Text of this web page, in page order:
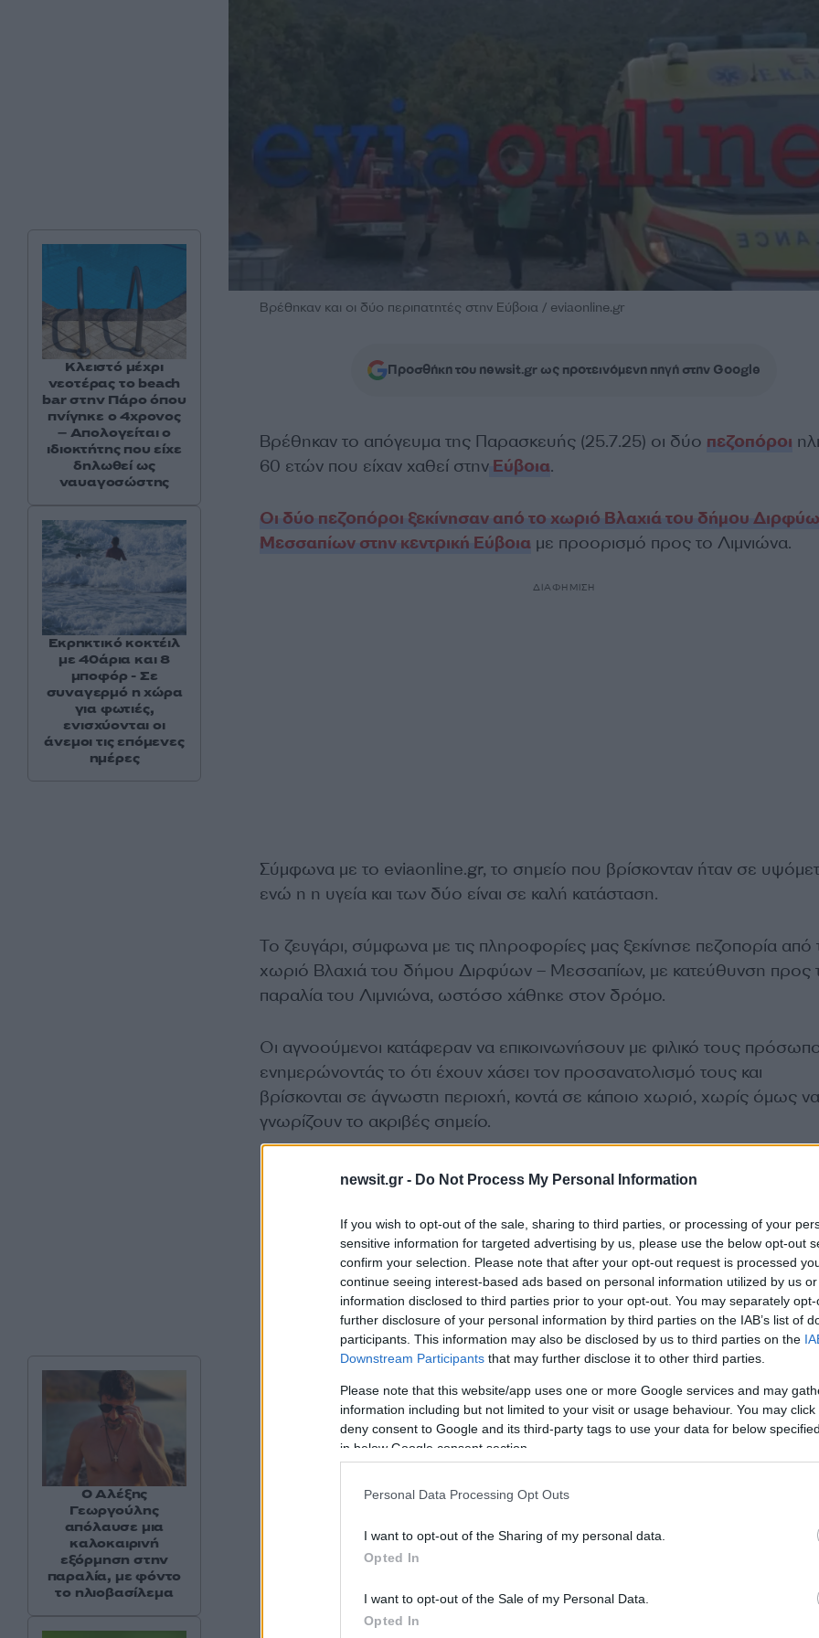
newsit.gr - Do Not Process My Personal Information
If you wish to opt-out of the sale, sharing to third parties, or processing of your
sensitive information for targeted advertising by us, please use the below opt-out
confirm your selection. Please note that after your opt-out request is processed
continue seeing interest-based ads based on personal information utilized by us
information disclosed to third parties prior to your opt-out. You may separately
further disclosure of your personal information by third parties on the IAB’s list of
participants. This information may also be disclosed by us to third parties on the
Downstream Participants that may further disclose it to other third parties.
Please note that this website/app uses one or more Google services and may
information including but not limited to your visit or usage behaviour. You may
deny consent to Google and its third-party tags to use your data for below
in below Google consent section.
Personal Data Processing Opt Outs
I want to opt-out of the Sharing of my personal data.
Opted In
I want to opt-out of the Sale of my Personal Data.
Opted In
Βρέθηκαν και οι δύο περιπατητές στην Εύβοια / eviaonline.gr
Προσθήκη του newsit.gr ως προτεινόμενη πηγή στην Google
Βρέθηκαν το απόγευμα της Παρασκευής (25.7.25) οι δύο πεζοπόροι
60 ετών που είχαν χαθεί στηνΕύβοια.
Οι δύο πεζοπόροι ξεκίνησαν από το χωριό Βλαχιά του δήμου
Μεσσαπίων στην κεντρική Εύβοιαμε προορισμό προς το Λιμνιώνα.
ΔΙΑΦΗΜΙΣΗ
Σύμφωνα με το eviaonline.gr, το σημείο που βρίσκονταν ήταν σε
ενώ η η υγεία και των δύο είναι σε καλή κατάσταση.
Το ζευγάρι, σύμφωνα με τις πληροφορίες μας ξεκίνησε πεζοπορία από
χωριό Βλαχιά του δήμου Διρφύων – Μεσσαπίων, με κατεύθυνση προς
παραλία του Λιμνιώνα, ωστόσο χάθηκε στον δρόμο.
Οι αγνοούμενοι κατάφεραν να επικοινωνήσουν με φιλικό τους
ενημερώνοντάς το ότι έχουν χάσει τον προσανατολισμό τους και
βρίσκονται σε άγνωστη περιοχή, κοντά σε κάποιο χωριό, χωρίς όμως να
γνωρίζουν το ακριβές σημείο.
Κλειστό μέχρι
νεοτέρας το beach
bar στην Πάρο όπου
πνίγηκε ο 4χρονος
– Απολογείται ο
ιδιοκτήτης που είχε
δηλωθεί ως
ναυαγοσώστης
Εκρηκτικό κοκτέιλ
με 40άρια και 8
μποφόρ - Σε
συναγερμό η χώρα
για φωτιές,
ενισχύονται οι
άνεμοι τις επόμενες
ημέρες
Ο Αλέξης
Γεωργούλης
απόλαυσε μια
καλοκαιρινή
εξόρμηση στην
παραλία, με φόντο
το ηλιοβασίλεμα